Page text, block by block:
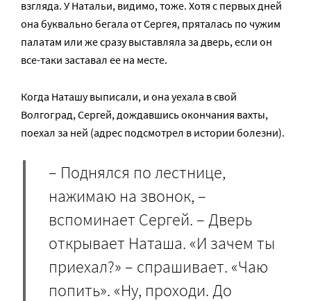
взгляда. У Натальи, видимо, тоже. Хотя с первых дней
она буквально бегала от Сергея, пряталась по чужим
палатам или же сразу выставляла за дверь, если он
все-таки заставал ее на месте.
Когда Наташу выписали, и она уехала в свой
Волгоград, Сергей, дождавшись окончания вахты,
поехал за ней (адрес подсмотрел в истории болезни).
– Поднялся по лестнице,
нажимаю на звонок, –
вспоминает Сергей. – Дверь
открывает Наташа. «И зачем ты
приехал?» – спрашивает. «Чаю
попить». «Ну, проходи. До